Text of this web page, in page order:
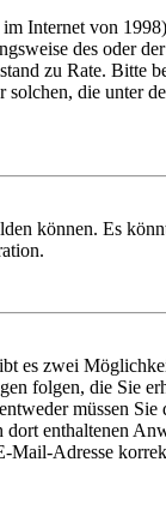
Internet von
des oder
zu Rate. Bitte
die unter
können. Es
es zwei
folgen, die Sie
müssen
enthaltenen
Adresse